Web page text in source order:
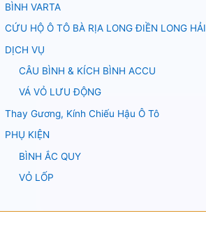
BÌNH VARTA
CỨU HỘ Ô TÔ BÀ RỊA LONG ĐIỀN LONG HẢI
DỊCH VỤ
CÂU BÌNH & KÍCH BÌNH ACCU
VÁ VỎ LƯU ĐỘNG
Thay Gương, Kính Chiếu Hậu Ô Tô
PHỤ KIỆN
BÌNH ẮC QUY
VỎ LỐP